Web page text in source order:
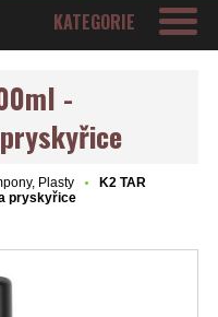
KATEGORIE
-
Plasty
K2 TAR
pryskyřice